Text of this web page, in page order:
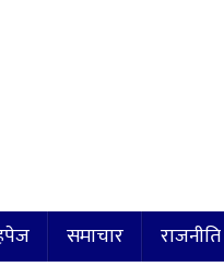
समाचार राजनीति